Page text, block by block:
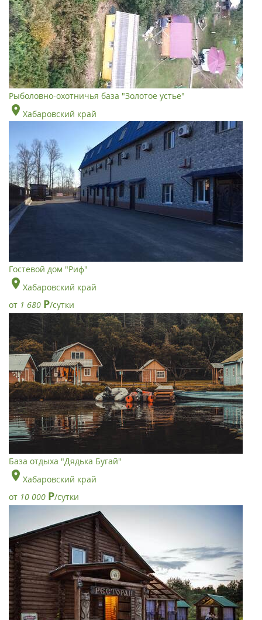
Рыболовно-охотничья база "Золотое устье"
Хабаровский край
Гостевой дом "Риф"
Хабаровский край
от 1 680 Р/сутки
База отдыха "Дядька Бугай"
Хабаровский край
от 10 000 Р/сутки